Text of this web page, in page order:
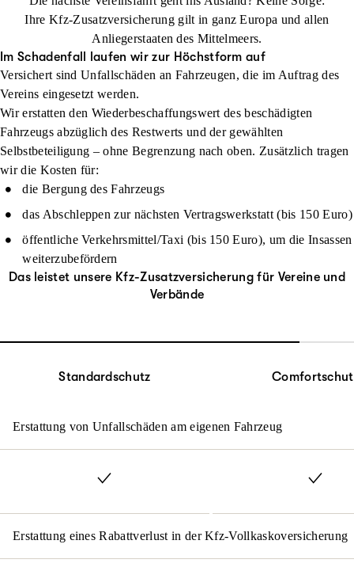
Ihre Kfz-Zusatzversicherung gilt in ganz Europa und allen
Anliegerstaaten des Mittelmeers.
Im Schadenfall laufen wir zur Höchstform auf
Versichert sind Unfallschäden an Fahrzeugen, die im Auftrag des
Vereins eingesetzt werden.
Wir erstatten den Wiederbeschaffungswert des beschädigten
Fahrzeugs abzüglich des Restwerts und der gewählten
Selbstbeteiligung – ohne Begrenzung nach oben. Zusätzlich tragen
wir die Kosten für:
die Bergung des Fahrzeugs
das Abschleppen zur nächsten Vertragswerkstatt (bis 150 Euro)
öffentliche Verkehrsmittel/Taxi (bis 150 Euro), um die Insassen
weiterzubefördern
Das leistet unsere Kfz-Zusatzversicherung für Vereine und
Verbände
Standardschutz
Erstattung von Unfallschäden am eigenen Fahrzeug
Erstattung eines Rabattverlust in der Kfz-Vollkaskoversicherung